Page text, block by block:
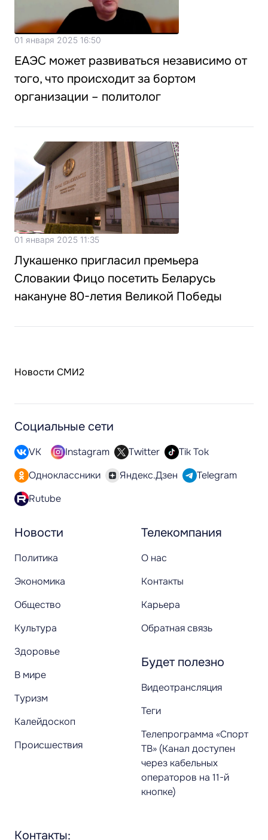
01 января 2025 16:50
ЕАЭС может развиваться независимо от
того, что происходит за бортом
организации – политолог
01 января 2025 11:35
Лукашенко пригласил премьера
Словакии Фицо посетить Беларусь
накануне 80-летия Великой Победы
Новости СМИ2
Новости
Политика
Экономика
Общество
Культура
Здоровье
В мире
Туризм
Калейдоскоп
Происшествия
Телекомпания
О нас
Контакты
Карьера
Обратная связь
Будет полезно
Видеотрансляция
Теги
Телепрограмма «Спорт
ТВ» (Канал доступен
через кабельных
операторов на 11-й
кнопке)
Социальные сети
VK Instagram Twitter
Tik Tok
Одноклассники
Яндекс.Дзен
Telegram
Rutube
Контакты: